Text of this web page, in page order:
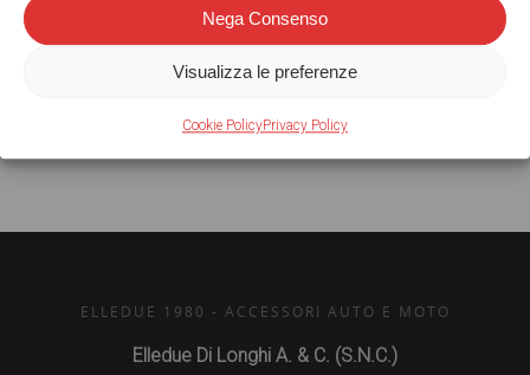
Nega Consenso
Visualizza le preferenze
Cookie PolicyPrivacy Policy
Tweet Share
ELLEDUE 1980 - ACCESSORI AUTO E MOTO
Elledue Di Longhi A. & C. (S.N.C.)